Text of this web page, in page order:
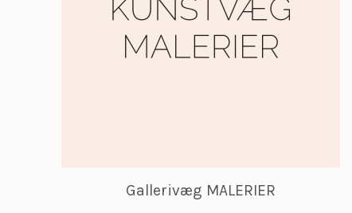
Gallerivæg MALERIER